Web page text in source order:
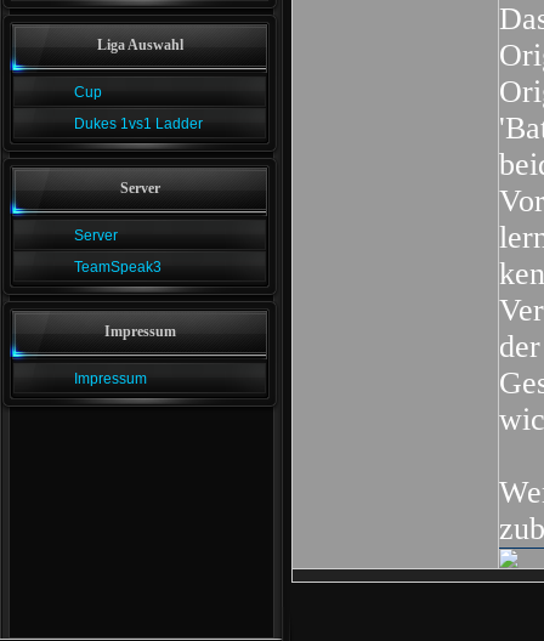
Liga Auswahl
Cup
Dukes 1vs1 Ladder
Server
Server
TeamSpeak3
Impressum
Impressum